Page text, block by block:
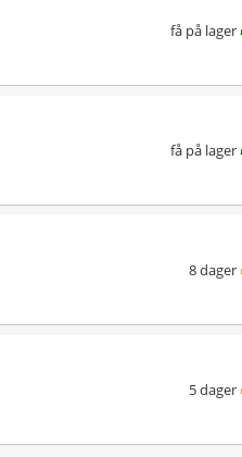
få på lager
få på lager
8 dager
5 dager